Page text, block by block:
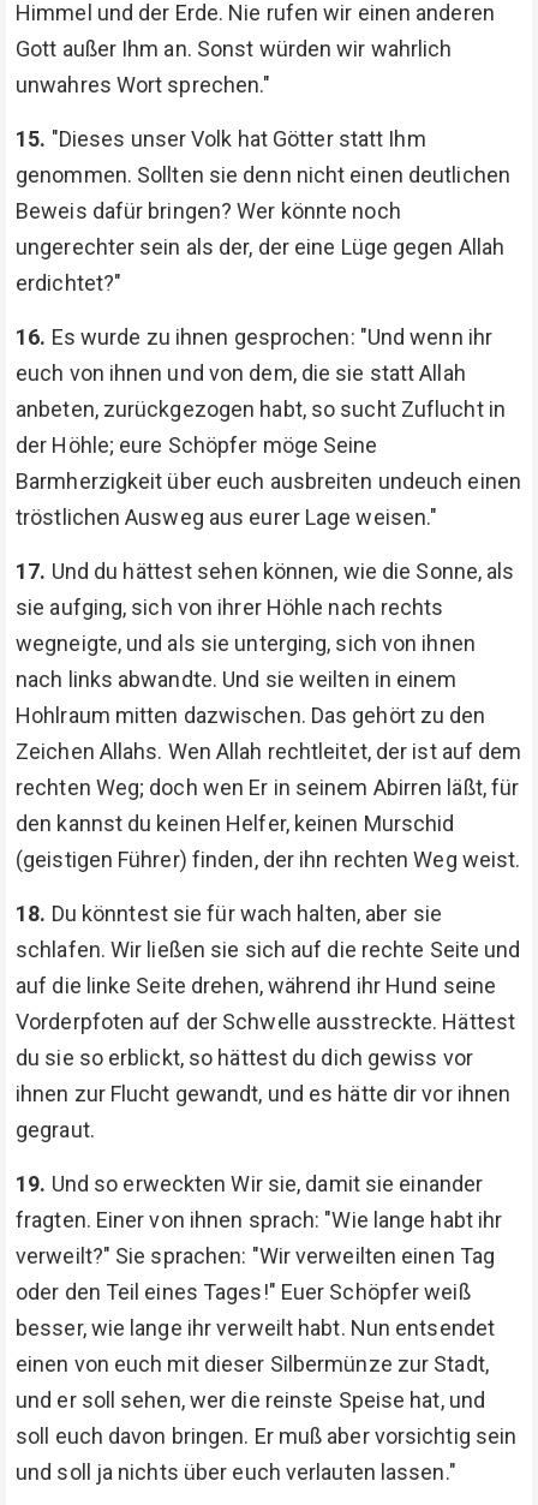
Himmel und der Erde. Nie rufen wir einen anderen
Gott außer Ihm an. Sonst würden wir wahrlich
unwahres Wort sprechen."
15. "Dieses unser Volk hat Götter statt Ihm
genommen. Sollten sie denn nicht einen deutlichen
Beweis dafür bringen? Wer könnte noch
ungerechter sein als der, der eine Lüge gegen Allah
erdichtet?"
16. Es wurde zu ihnen gesprochen: "Und wenn ihr
euch von ihnen und von dem, die sie statt Allah
anbeten, zurückgezogen habt, so sucht Zuflucht in
der Höhle; eure Schöpfer möge Seine
Barmherzigkeit über euch ausbreiten undeuch einen
tröstlichen Ausweg aus eurer Lage weisen."
17. Und du hättest sehen können, wie die Sonne, als
sie aufging, sich von ihrer Höhle nach rechts
wegneigte, und als sie unterging, sich von ihnen
nach links abwandte. Und sie weilten in einem
Hohlraum mitten dazwischen. Das gehört zu den
Zeichen Allahs. Wen Allah rechtleitet, der ist auf dem
rechten Weg; doch wen Er in seinem Abirren läßt, für
den kannst du keinen Helfer, keinen Murschid
(geistigen Führer) finden, der ihn rechten Weg weist.
18. Du könntest sie für wach halten, aber sie
schlafen. Wir ließen sie sich auf die rechte Seite und
auf die linke Seite drehen, während ihr Hund seine
Vorderpfoten auf der Schwelle ausstreckte. Hättest
du sie so erblickt, so hättest du dich gewiss vor
ihnen zur Flucht gewandt, und es hätte dir vor ihnen
gegraut.
19. Und so erweckten Wir sie, damit sie einander
fragten. Einer von ihnen sprach: "Wie lange habt ihr
verweilt?" Sie sprachen: "Wir verweilten einen Tag
oder den Teil eines Tages!" Euer Schöpfer weiß
besser, wie lange ihr verweilt habt. Nun entsendet
einen von euch mit dieser Silbermünze zur Stadt,
und er soll sehen, wer die reinste Speise hat, und
soll euch davon bringen. Er muß aber vorsichtig sein
und soll ja nichts über euch verlauten lassen."